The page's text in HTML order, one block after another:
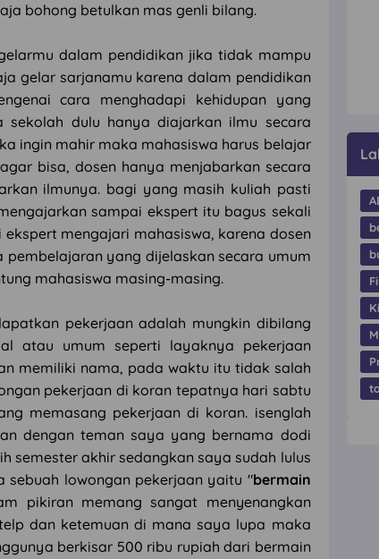
bohong betulkan mas genli bilang.
dalam pendidikan jika tidak mampu
gelar sarjanamu karena dalam pendidikan
cara menghadapi kehidupan yang
sekolah dulu hanya diajarkan ilmu secara
ingin mahir maka mahasiswa harus belajar
bisa, dosen hanya menjabarkan secara
ilmunya. bagi yang masih kuliah pasti
sampai ekspert itu bagus sekali
mengajari mahasiswa, karena dosen
yang dijelaskan secara umum
mahasiswa masing-masing.
pekerjaan adalah mungkin dibilang
atau umum seperti layaknya pekerjaan
memiliki nama, pada waktu itu tidak salah
pekerjaan di koran tepatnya hari sabtu
memasang pekerjaan di koran. isenglah
dengan teman saya yang bernama dodi
semester akhir sedangkan saya sudah lulus
sebuah lowongan pekerjaan yaitu "bermain
pikiran memang sangat menyenangkan
dan ketemuan di mana saya lupa maka
berkisar 500 ribu rupiah dari bermain